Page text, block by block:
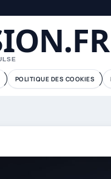
POLITIQUE DES COOKIES